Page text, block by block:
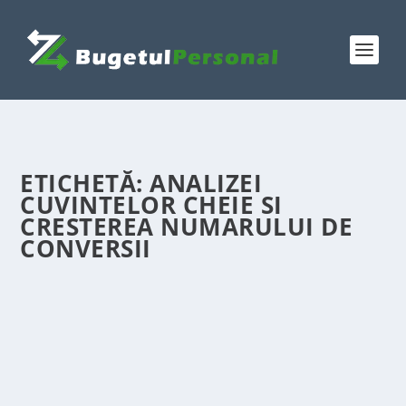
ETICHETĂ:ANALIZEI
CUVINTELOR CHEIE SI
CRESTEREA NUMARULUI DE
CONVERSII